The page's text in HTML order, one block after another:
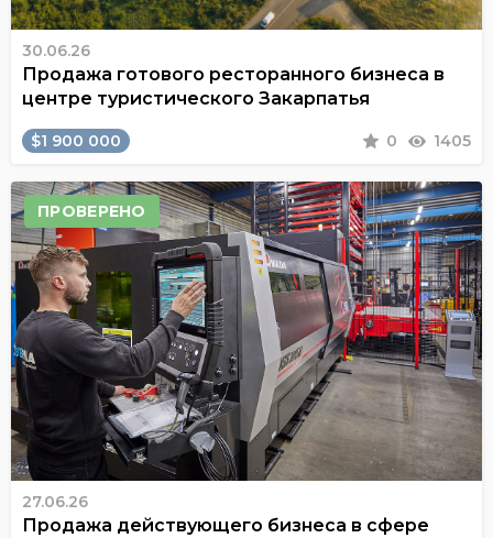
30.06.26
Продажа готового ресторанного бизнеса в
центре туристического Закарпатья
$1 900 000 0 1405
ПРОВЕРЕНО
27.06.26
Продажа действующего бизнеса в сфере